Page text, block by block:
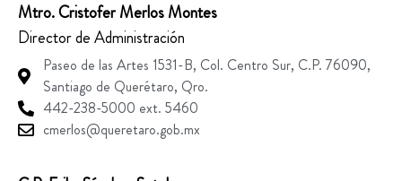
Mtro. Cristofer Merlos Montes
Director de Administración
Paseo de las Artes 1531-B, Col. Centro Sur, C.P. 76090,
Santiago de Querétaro, Qro.
442-238-5000 ext. 5460
cmerlos@queretaro.gob.mx